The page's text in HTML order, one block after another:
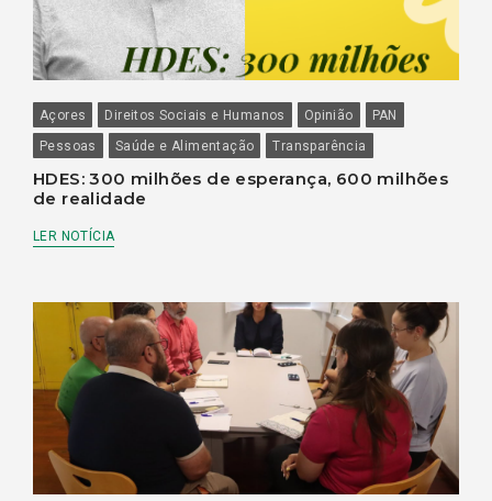
Açores Direitos Sociais e Humanos Opinião
PAN
Pessoas
Saúde e Alimentação Transparência
HDES: 300 milhões de esperança, 600 milhões
de realidade
LER NOTÍCIA